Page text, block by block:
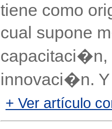
tiene como
cual supone
capacitaci�n,
innovaci�n. Y
+ Ver artículo